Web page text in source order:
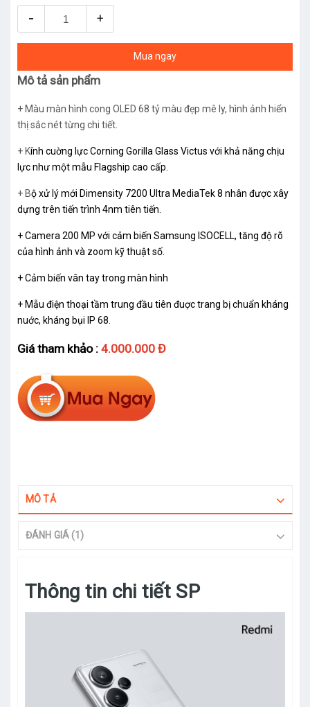
- +
Mua ngay
Mô tả sản phẩm
+ Màu màn hình cong OLED 68 tỷ màu đẹp mê ly, hình ảnh hiển
thị sắc nét từng chi tiết.
+ Kính cuờng lực Corning Gorilla Glass Victus với khả năng chịu
lực như một mẫu Flagship cao cấp.
+ Bộ xử lý mới Dimensity 7200 Ultra MediaTek 8 nhân được xây
dựng trên tiến trình 4nm tiên tiến.
+ Camera 200 MP với cảm biến Samsung ISOCELL, tăng độ rõ
của hình ảnh và zoom kỹ thuật số.
+ Cảm biến vân tay trong màn hình
+ Mẫu điện thoại tầm trung đầu tiên đuợc trang bị chuẩn kháng
nuớc, kháng bụi IP 68.
Giá tham khảo : 4.000.000 Đ
MÔ TẢ
ĐÁNH GIÁ (1)
Thông tin chi tiết SP